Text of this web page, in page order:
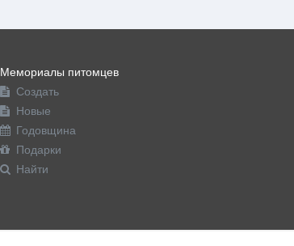
Мемориалы питомцев
Создать
Новые
Годовщина
Подарки
Найти